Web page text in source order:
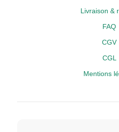
Livraison &
FAQ
CGV
CGL
Mentions